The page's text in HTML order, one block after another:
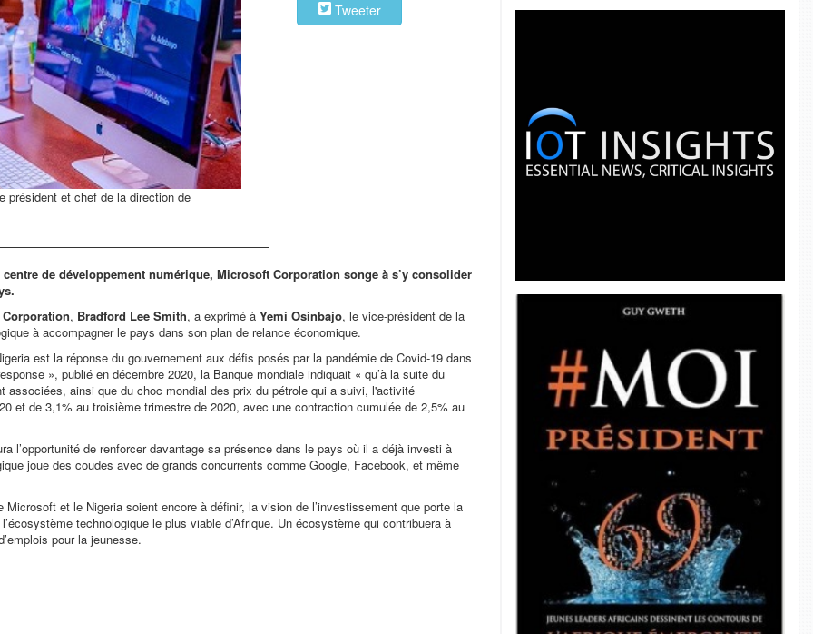
président et chef de la direction de
Tweeter
de développement numérique, Microsoft Corporation songe à s’y consolider
, Bradford Lee Smith, a exprimé à Yemi Osinbajo, le vice-président de la
à accompagner le pays dans son plan de relance économique.
est la réponse du gouvernement aux défis posés par la pandémie de Covid-19 dans
», publié en décembre 2020, la Banque mondiale indiquait « qu’à la suite du
ainsi que du choc mondial des prix du pétrole qui a suivi, l'activité
et de 3,1% au troisième trimestre de 2020, avec une contraction cumulée de 2,5% au
l’opportunité de renforcer davantage sa présence dans le pays où il a déjà investi à
joue des coudes avec de grands concurrents comme Google, Facebook, et même
et le Nigeria soient encore à définir, la vision de l’investissement que porte la
technologique le plus viable d’Afrique. Un écosystème qui contribuera à
pour la jeunesse.